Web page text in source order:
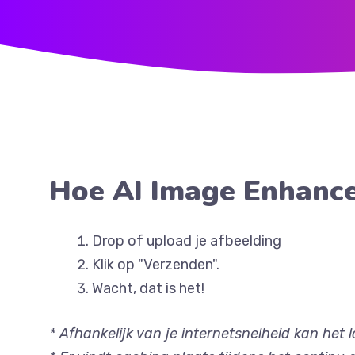
Hoe AI Image
Drop of upload je afbeelding
Klik op "Verzenden".
Wacht, dat is het!
* Afhankelijk van je internetsnelheid kan het